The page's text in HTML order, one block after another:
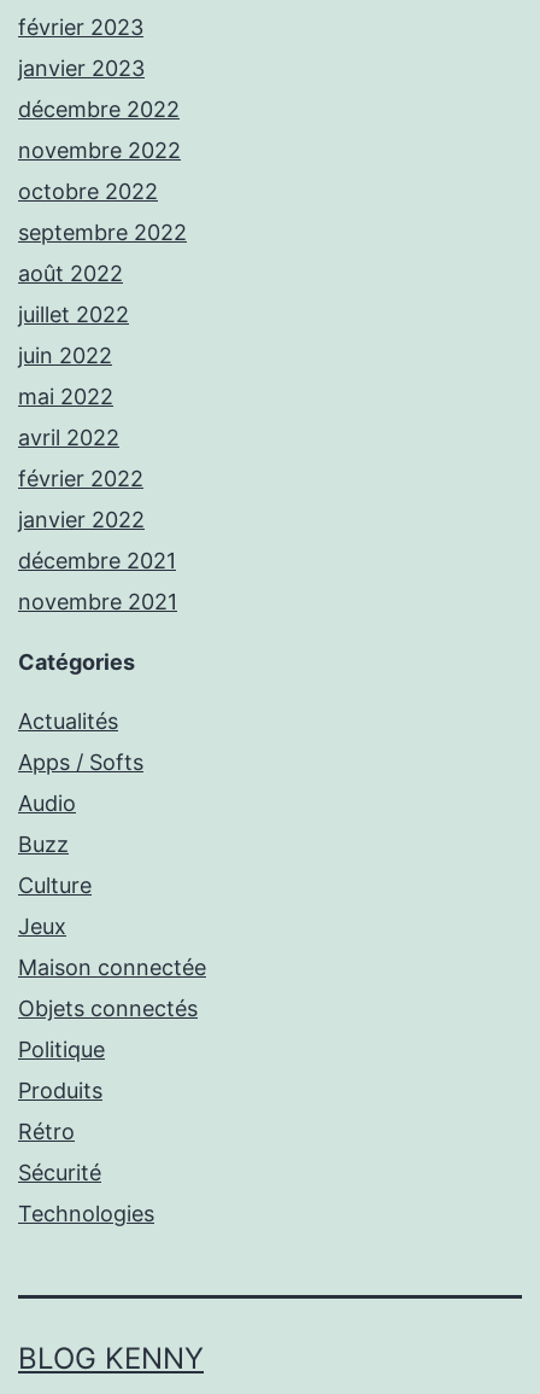
février 2023
janvier 2023
décembre 2022
novembre 2022
octobre 2022
septembre 2022
août 2022
juillet 2022
juin 2022
mai 2022
avril 2022
février 2022
janvier 2022
décembre 2021
novembre 2021
Catégories
Actualités
Apps / Softs
Audio
Buzz
Culture
Jeux
Maison connectée
Objets connectés
Politique
Produits
Rétro
Sécurité
Technologies
BLOG KENNY